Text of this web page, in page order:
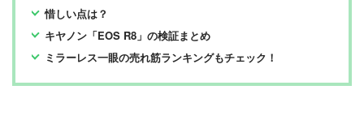
惜しい点は？
キヤノン「EOS R8」の検証まとめ
ミラーレス一眼の売れ筋ランキングもチェック！